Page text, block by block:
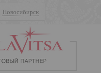
Новосибирск